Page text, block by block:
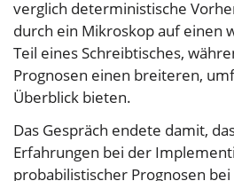
verglich deterministische
durch ein Mikroskop auf einen
Teil eines Schreibtisches,
Prognosen einen breiteren,
Überblick bieten.
Das Gespräch endete damit,
Erfahrungen bei der
probabilistischer Prognosen